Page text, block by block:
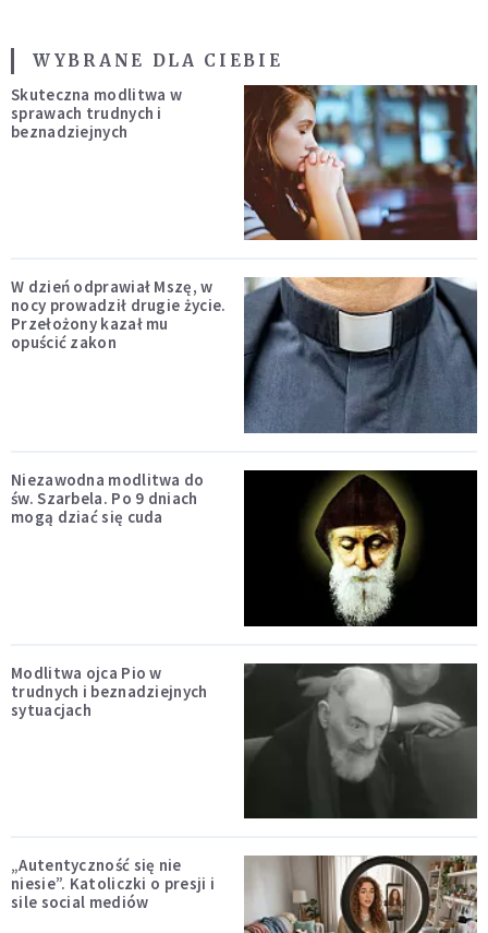
WYBRANE DLA CIEBIE
Skuteczna modlitwa w
sprawach trudnych i
beznadziejnych
W dzień odprawiał Mszę, w
nocy prowadził drugie życie.
Przełożony kazał mu
opuścić zakon
Niezawodna modlitwa do
św. Szarbela. Po 9 dniach
mogą dziać się cuda
Modlitwa ojca Pio w
trudnych i beznadziejnych
sytuacjach
„Autentyczność się nie
niesie”. Katoliczki o presji i
sile social mediów